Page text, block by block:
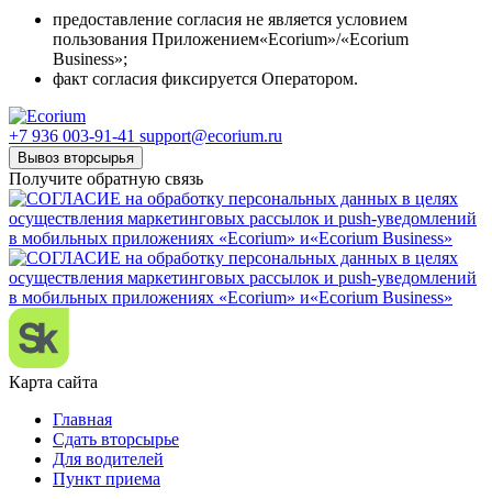
предоставление согласия не является условием
пользования Приложением«Ecorium»/«Ecorium
Business»;
факт согласия фиксируется Оператором.
+7 936 003-91-41 support@ecorium.ru
Вывоз вторсырья
Получите обратную связь
Карта сайта
Главная
Сдать вторсырье
Для водителей
Пункт приема